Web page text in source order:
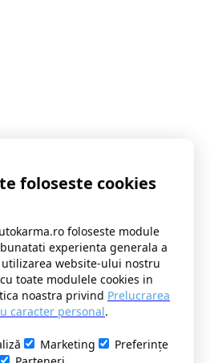
foloseste cookies
foloseste module
experienta generala a
website-ului nostru
toate modulele cookies in
noastra privind Prelucrarea
caracter personal.
Marketing
Preferințe